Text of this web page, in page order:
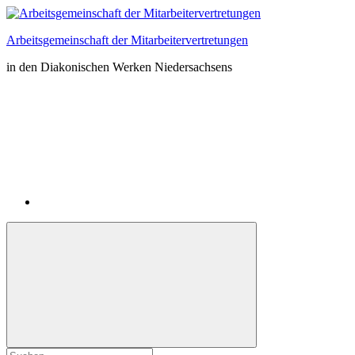
Zum
springen
Arbeitsgemeinschaft der Mitarbeitervertretungen
in den Diakonischen Werken Niedersachsens
Suchformular